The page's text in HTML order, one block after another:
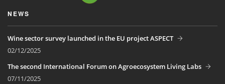
NEWS
Wine sector survey launched in the EU project ASPECT
02/12/2025
The second International Forum on Agroecosystem Living Labs
07/11/2025